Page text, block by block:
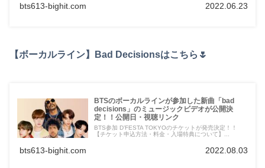
bts613-bighit.com 2022.06.23
【ボーカルライン】Bad Decisionsはこちら🌷
BTSのボーカルラインが参加した新曲「bad
decisions」のミュージックビデオが公開決
定！！公開日・視聴リンク
BTS参加 D’FESTA TOKYOのチケットが発売決定！！
【チケット申込方法・料金・入場特典について】...
bts613-bighit.com 2022.08.03